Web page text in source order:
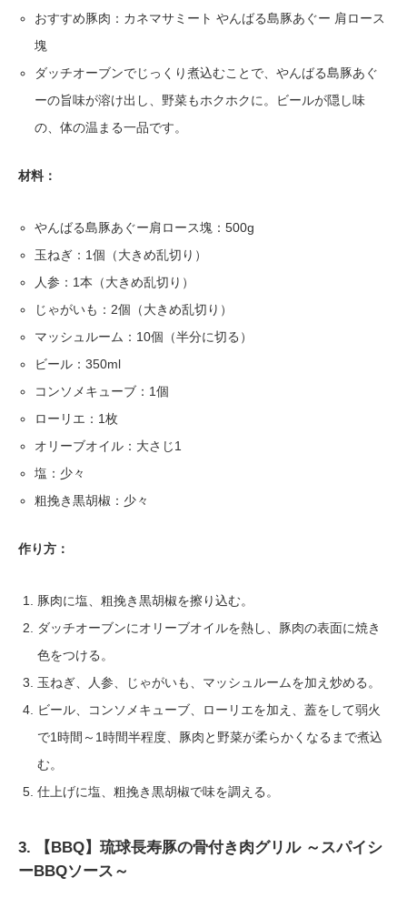
おすすめ豚肉：カネマサミート やんばる島豚あぐー 肩ロース
塊
ダッチオーブンでじっくり煮込むことで、やんばる島豚あぐ
ーの旨味が溶け出し、野菜もホクホクに。ビールが隠し味
の、体の温まる一品です。
材料：
やんばる島豚あぐー肩ロース塊：500g
玉ねぎ：1個（大きめ乱切り）
人参：1本（大きめ乱切り）
じゃがいも：2個（大きめ乱切り）
マッシュルーム：10個（半分に切る）
ビール：350ml
コンソメキューブ：1個
ローリエ：1枚
オリーブオイル：大さじ1
塩：少々
粗挽き黒胡椒：少々
作り方：
豚肉に塩、粗挽き黒胡椒を擦り込む。
ダッチオーブンにオリーブオイルを熱し、豚肉の表面に焼き
色をつける。
玉ねぎ、人参、じゃがいも、マッシュルームを加え炒める。
ビール、コンソメキューブ、ローリエを加え、蓋をして弱火
で1時間～1時間半程度、豚肉と野菜が柔らかくなるまで煮込
む。
仕上げに塩、粗挽き黒胡椒で味を調える。
3. 【BBQ】琉球長寿豚の骨付き肉グリル ～スパイシ
ーBBQソース～